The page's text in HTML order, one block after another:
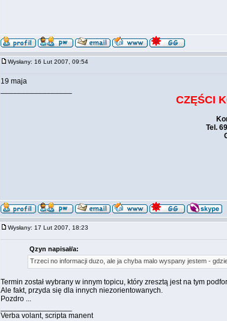
Wysłany: 16 Lut 2007, 09:54
19 maja
CZĘŚCI
Tel.
Wysłany: 17 Lut 2007, 18:23
Qzyn napisał/a:
Trzeci no informacji duzo, ale ja chyba malo wyspany jestem -
Termin został wybrany w innym topicu, który zresztą jest na tym
Ale fakt, przyda się dla innych niezorientowanych.
Pozdro ...
Verba volant, scripta manent